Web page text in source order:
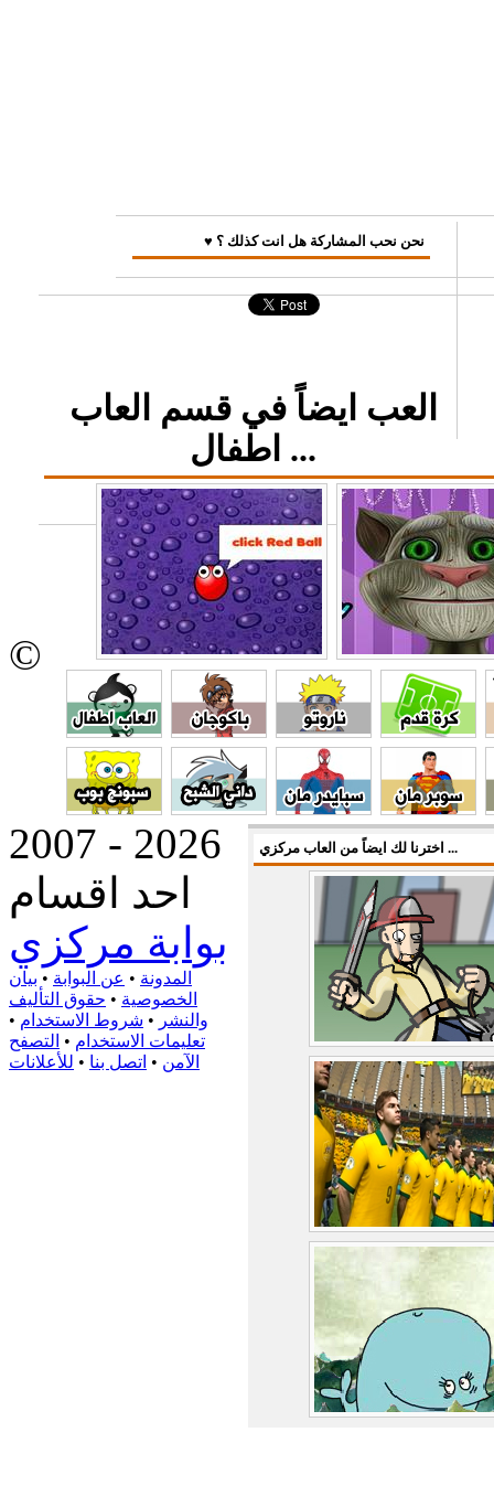
♥ نحن نحب المشاركة هل انت كذلك ؟
العب ايضاً في قسم العاب
اطفال ...
اخترنا لك ايضاً من العاب مركزي ...
©
2007 - 2026
احد اقسام
بوابة مركزي
المدونة • عن البوابة • بيان
الخصوصية • حقوق التأليف
والنشر • شروط الاستخدام •
تعليمات الاستخدام • التصفح
الآمن • اتصل بنا • للأعلانات